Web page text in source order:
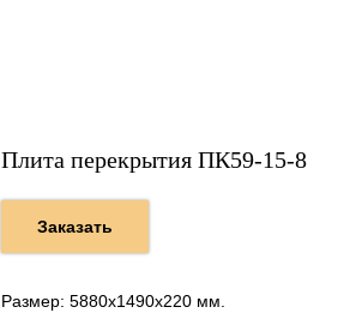
Плита перекрытия ПК59-15-8
Заказать
Размер: 5880х1490х220 мм.